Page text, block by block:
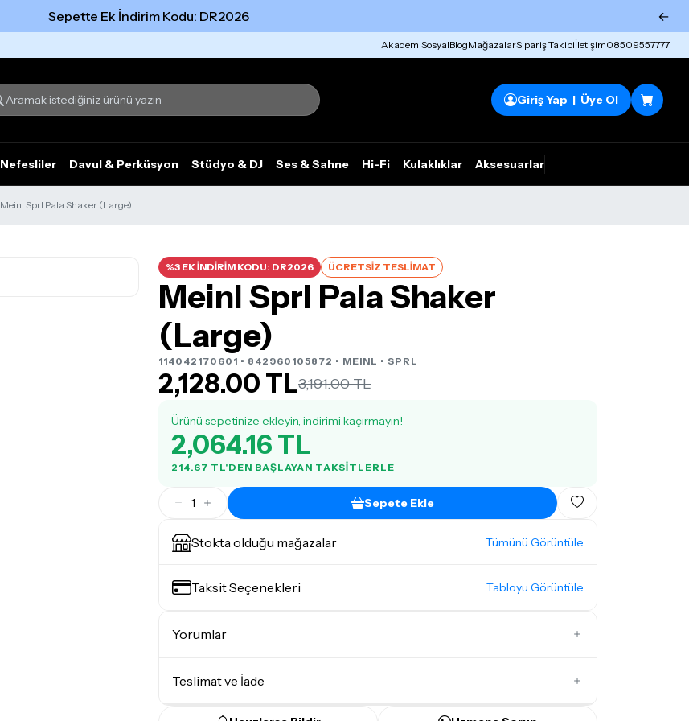
Sepette Ek İndirim Kodu: DR2026 ←
AkademiSosyalBlogMağazalarSipariş Takibiİletişim08509557777
Giriş Yap | Üye Ol
Nefesliler Davul & Perküsyon Stüdyo & DJ Ses & Sahne Hi-Fi Kulaklıklar Aksesuarlar
Meinl Sprl Pala Shaker (Large)
%3 EK İNDİRİM KODU: DR2026 ÜCRETSİZ TESLİMAT
Meinl Sprl Pala Shaker
(Large)
114042170601 • 842960105872 • MEINL • SPRL
2,128.00 TL3,191.00 TL
Ürünü sepetinize ekleyin, indirimi kaçırmayın!
2,064.16 TL
214.67 TL'DEN BAŞLAYAN TAKSITLERLE
1 Sepete Ekle
Stokta olduğu mağazalar Tümünü Görüntüle
Taksit Seçenekleri Tabloyu Görüntüle
Yorumlar
Teslimat ve İade
Tümünü gör